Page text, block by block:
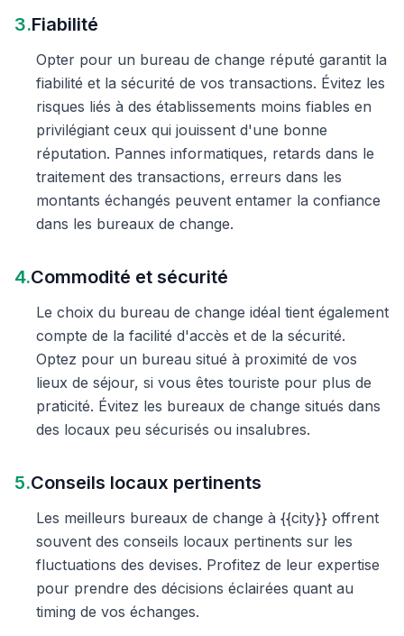
3.Fiabilité
Opter pour un bureau de change réputé garantit la
fiabilité et la sécurité de vos transactions. Évitez les
risques liés à des établissements moins fiables en
privilégiant ceux qui jouissent d'une bonne
réputation. Pannes informatiques, retards dans le
traitement des transactions, erreurs dans les
montants échangés peuvent entamer la confiance
dans les bureaux de change.
4.Commodité et sécurité
Le choix du bureau de change idéal tient également
compte de la facilité d'accès et de la sécurité.
Optez pour un bureau situé à proximité de vos
lieux de séjour, si vous êtes touriste pour plus de
praticité. Évitez les bureaux de change situés dans
des locaux peu sécurisés ou insalubres.
5.Conseils locaux pertinents
Les meilleurs bureaux de change à {{city}} offrent
souvent des conseils locaux pertinents sur les
fluctuations des devises. Profitez de leur expertise
pour prendre des décisions éclairées quant au
timing de vos échanges.